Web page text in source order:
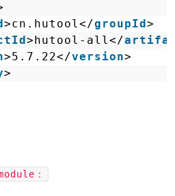
>cn.hutool</groupId >
>hutool-all</
>5.7.22</version>
>
：